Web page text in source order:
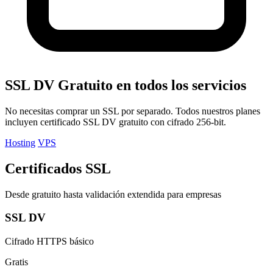
SSL DV Gratuito en todos los servicios
No necesitas comprar un SSL por separado. Todos nuestros planes
incluyen certificado SSL DV gratuito con cifrado 256-bit.
Hosting VPS
Certificados SSL
Desde gratuito hasta validación extendida para empresas
SSL DV
Cifrado HTTPS básico
Gratis